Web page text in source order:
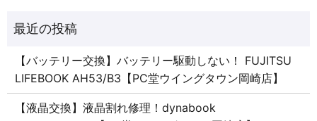
【バッテリー交換】バッテリー駆動しない！ FUJITSU
LIFEBOOK AH53/B3【PC堂ウイングタウン岡崎店】
【液晶交換】液晶割れ修理！dynabook